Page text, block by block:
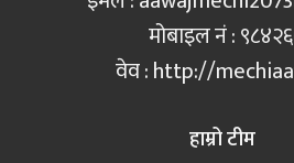
मोबाइल नं‍ :
वेव : http://
हाम्रो टीम